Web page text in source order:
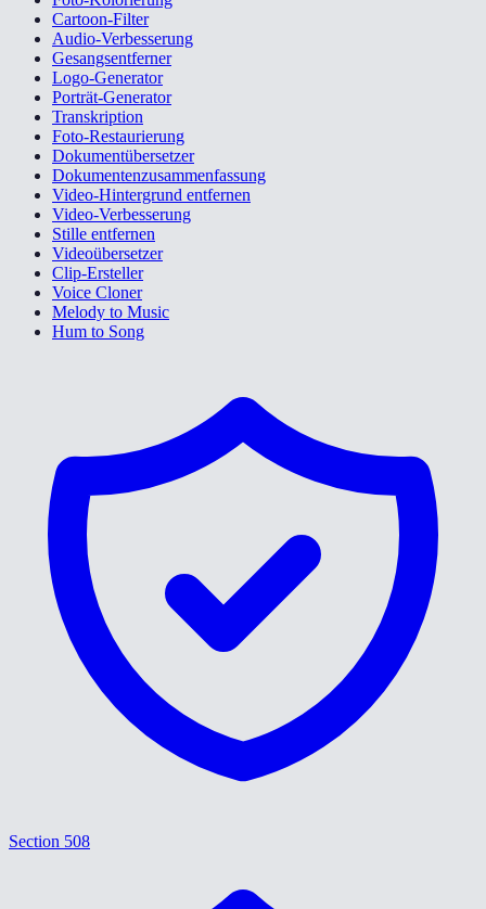
Cartoon-Filter
Audio-Verbesserung
Gesangsentferner
Logo-Generator
Porträt-Generator
Transkription
Foto-Restaurierung
Dokumentübersetzer
Dokumentenzusammenfassung
Video-Hintergrund entfernen
Video-Verbesserung
Stille entfernen
Videoübersetzer
Clip-Ersteller
Voice Cloner
Melody to Music
Hum to Song
Section 508